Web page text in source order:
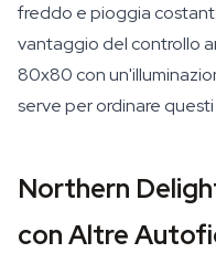
freddo e pioggia
vantaggio del controllo
80x80 con
serve per ordinare
Northern
con Altre